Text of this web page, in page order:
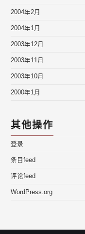
2004年2月
2004年1月
2003年12月
2003年11月
2003年10月
2000年1月
其他操作
登录
条目feed
评论feed
WordPress.org